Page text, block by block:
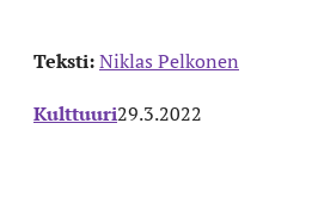
Teksti:Niklas Pelkonen
Kulttuuri29.3.2022